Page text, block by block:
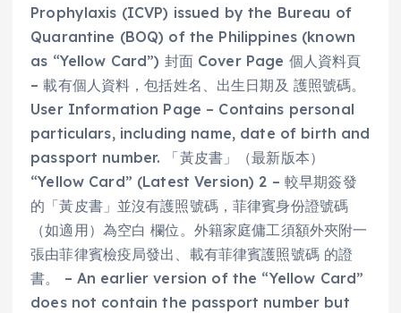
Prophylaxis (ICVP) issued by the Bureau of
Quarantine (BOQ) of the Philippines (known
as “Yellow Card”) 封面 Cover Page 個人資料頁
– 載有個人資料，包括姓名、出生日期及 護照號碼。
User Information Page – Contains personal
particulars, including name, date of birth and
passport number. 「黃皮書」（最新版本）
“Yellow Card” (Latest Version) 2 – 較早期簽發
的「黃皮書」並沒有護照號碼，菲律賓身份證號碼
（如適用）為空白 欄位。外籍家庭傭工須額外夾附一
張由菲律賓檢疫局發出、載有菲律賓護照號碼 的證
書。 – An earlier version of the “Yellow Card”
does not contain the passport number but